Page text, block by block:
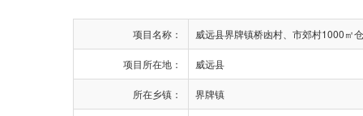
项目名称： 威远县界牌镇桥凼村、市郊村1000㎡
项目所在地： 威远县
所在乡镇： 界牌镇